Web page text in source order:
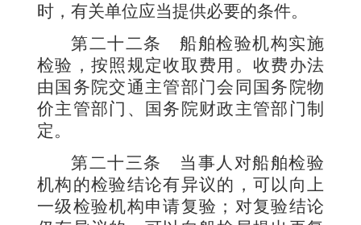
时，有关单位应当提供必要的条件。
第二十二条船舶检验机构实施
检验，按照规定收取费用。收费办法
由国务院交通主管部门会同国务院物
价主管部门、国务院财政主管部门制
定。
第二十三条 当事人对船舶检验
机构的检验结论有异议的，可以向上
一级检验机构申请复验；对复验结论